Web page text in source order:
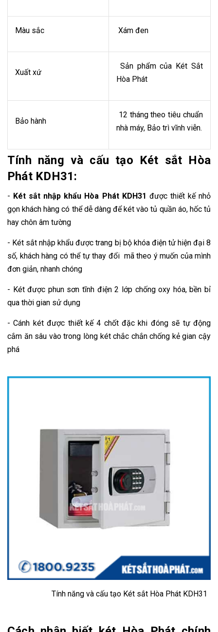
Màu sắc Xám đen
Xuất xứ
Sản phẩm của Két Sắt
Hòa Phát
Bảo hành
12 tháng theo tiêu chuẩn
nhà máy, Bảo trì vĩnh viễn.
Tính năng và cấu tạo Két sắt Hòa
Phát KDH31:
- Két sắt nhập khẩu Hòa Phát KDH31 được thiết kế nhỏ
gọn khách hàng có thể dễ dàng để két vào tủ quần áo, hốc tủ
hay chôn âm tường
- Két sắt nhập khẩu được trang bị bộ khóa điện tử hiện đại 8
số, khách hàng có thể tự thay đổi mã theo ý muốn của mình
đơn giản, nhanh chóng
- Két được phun sơn tĩnh điện 2 lớp chống oxy hóa, bền bỉ
qua thời gian sử dụng
- Cánh két được thiết kế 4 chốt đặc khi đóng sẽ tự động
cắm ăn sâu vào trong lòng két chắc chắn chống kẻ gian cậy
phá
Tính năng và cấu tạo Két sắt Hòa Phát KDH31